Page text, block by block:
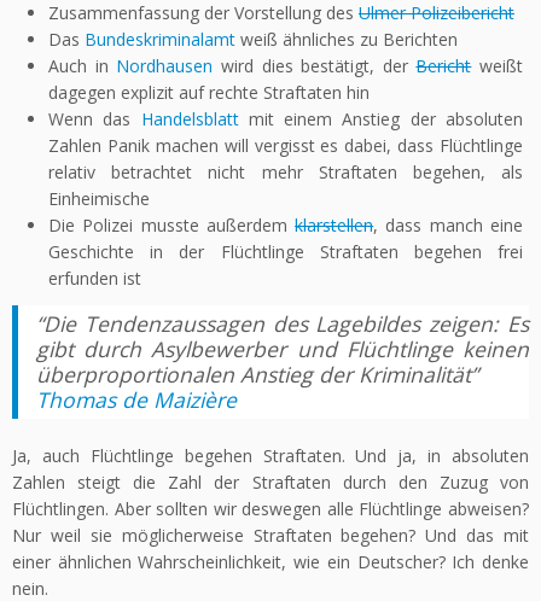
Zusammenfassung der Vorstellung des Ulmer Polizeibericht
Das Bundeskriminalamt weiß ähnliches zu Berichten
Auch in Nordhausen wird dies bestätigt, derBerichtweißt
dagegen explizit auf rechte Straftaten hin
Wenn das Handelsblattmit einem Anstieg der absoluten
Zahlen Panik machen will vergisst es dabei, dass Flüchtlinge
relativ betrachtet nicht mehr Straftaten begehen, als
Einheimische
Die Polizei musste außerdemklarstellen, dass manch eine
Geschichte in der Flüchtlinge Straftaten begehen frei
erfunden ist
“Die Tendenzaussagen des Lagebildes zeigen: Es
gibt durch Asylbewerber und Flüchtlinge keinen
überproportionalen Anstieg der Kriminalität”
Thomas de Maizière
Ja, auch Flüchtlinge begehen Straftaten. Und ja, in absoluten
Zahlen steigt die Zahl der Straftaten durch den Zuzug von
Flüchtlingen. Aber sollten wir deswegen alle Flüchtlinge abweisen?
Nur weil sie möglicherweise Straftaten begehen? Und das mit
einer ähnlichen Wahrscheinlichkeit, wie ein Deutscher? Ich denke
nein.